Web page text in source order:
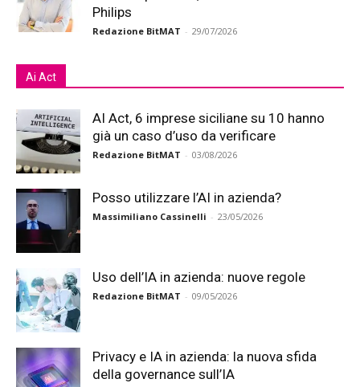
Philips
Redazione BitMAT - 29/07/2026
Ai Act
AI Act, 6 imprese siciliane su 10 hanno
già un caso d’uso da verificare
Redazione BitMAT - 03/08/2026
Posso utilizzare l’AI in azienda?
Massimiliano Cassinelli - 23/05/2026
Uso dell’IA in azienda: nuove regole
Redazione BitMAT - 09/05/2026
Privacy e IA in azienda: la nuova sfida
della governance sull’IA